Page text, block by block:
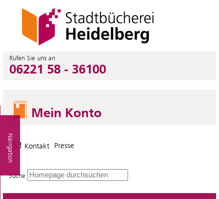
Rufen Sie uns an
06221 58 - 36100
Mein Konto
Kontakt Presse
Suche
Navigation